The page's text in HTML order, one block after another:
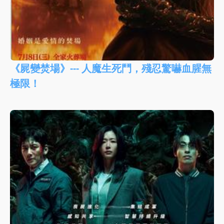
《屍變焚場》--- 人魔生死鬥，殘忍驚嚇血腥無
極限！